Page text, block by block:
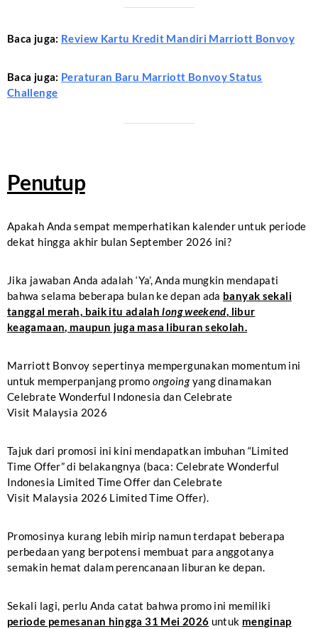
Baca juga: Review Kartu Kredit Mandiri Marriott Bonvoy
Baca juga: Peraturan Baru Marriott Bonvoy Status
Challenge
Penutup
Apakah Anda sempat memperhatikan kalender untuk periode
dekat hingga akhir bulan September 2026 ini?
Jika jawaban Anda adalah ‘Ya’, Anda mungkin mendapati
bahwa selama beberapa bulan ke depan ada banyak sekali
tanggal merah, baik itu adalahlong weekend, libur
keagamaan, maupun juga masa liburan sekolah.
Marriott Bonvoy sepertinya mempergunakan momentum ini
untuk memperpanjang promo ongoingyang dinamakan
Celebrate Wonderful Indonesia dan Celebrate
Visit Malaysia 2026
Tajuk dari promosi ini kini mendapatkan imbuhan “Limited
Time Offer” di belakangnya (baca: Celebrate Wonderful
Indonesia Limited Time Offer dan Celebrate
Visit Malaysia 2026 Limited Time Offer).
Promosinya kurang lebih mirip namun terdapat beberapa
perbedaan yang berpotensi membuat para anggotanya
semakin hemat dalam perencanaan liburan ke depan.
Sekali lagi, perlu Anda catat bahwa promo ini memiliki
periode pemesanan hingga 31 Mei 2026 untuk menginap